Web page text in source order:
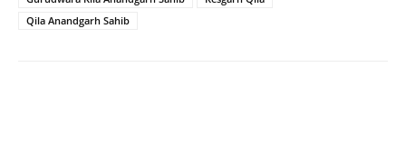
Qila Anandgarh Sahib